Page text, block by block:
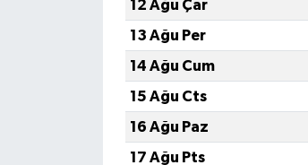
12 Ağu Çar
13 Ağu Per
14 Ağu Cum
15 Ağu Cts
16 Ağu Paz
17 Ağu Pts